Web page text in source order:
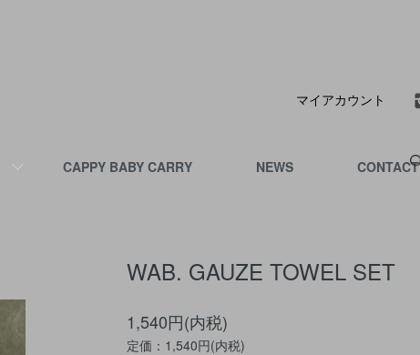
CAPPY BABY CARRY NEWS CONTACT
マイアカウント
WAB. GAUZE TOWEL SET
1,540円(内税)
定価：1,540円(内税)